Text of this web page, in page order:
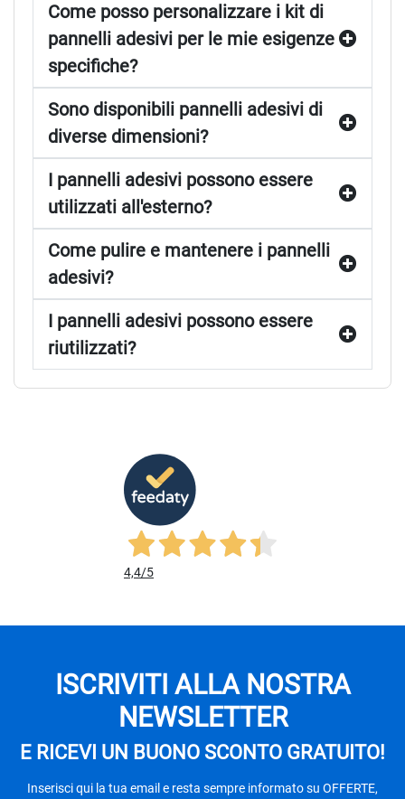
Come posso personalizzare i kit di
pannelli adesivi per le mie esigenze
specifiche?
Sono disponibili pannelli adesivi di
diverse dimensioni?
I pannelli adesivi possono essere
utilizzati all'esterno?
Come pulire e mantenere i pannelli
adesivi?
I pannelli adesivi possono essere
riutilizzati?
4,4/5
ISCRIVITI ALLA NOSTRA
NEWSLETTER
E RICEVI UN BUONO SCONTO GRATUITO!
Inserisci qui la tua email e resta sempre informato su OFFERTE,